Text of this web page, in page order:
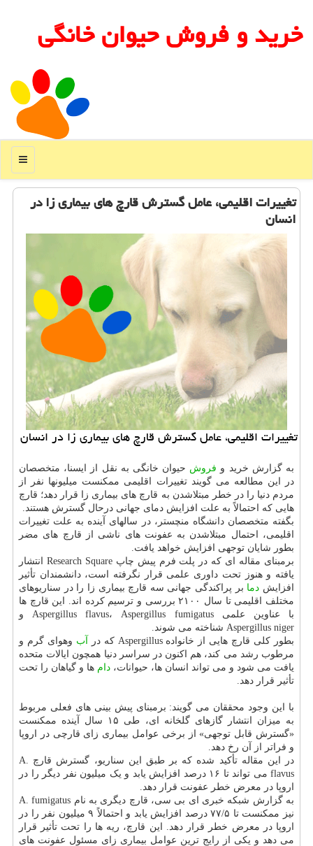
خرید و فروش حیوان خانگی
منو
تغییرات اقلیمی، عامل گسترش قارچ های بیماری زا در
انسان
تغییرات اقلیمی، عامل گسترش قارچ های بیماری زا در انسان
به گزارش خرید و فروش حیوان خانگی به نقل از ایسنا، متخصصان
در این مطالعه می گویند تغییرات اقلیمی ممکنست میلیونها نفر از
مردم دنیا را در خطر مبتلاشدن به قارچ های بیماری زا قرار دهد؛ قارچ
هایی که احتمالاً به علت افزایش دمای جهانی درحال گسترش هستند.
بگفته متخصصان دانشگاه منچستر، در سالهای آینده به علت تغییرات
اقلیمی، احتمال مبتلاشدن به عفونت های ناشی از قارچ های مضر
بطور شایان توجهی افزایش خواهد یافت.
برمبنای مقاله ای که در پلت فرم پیش چاپ Research Square انتشار
یافته و هنوز تحت داوری علمی قرار نگرفته است، دانشمندان تأثیر
افزایش دما بر پراکندگی جهانی سه قارچ بیماری زا را در سناریوهای
مختلف اقلیمی تا سال ۲۱۰۰ بررسی و ترسیم کرده اند. این قارچ ها
با عناوین علمی Aspergillus flavus، Aspergillus fumigatus و
Aspergillus niger شناخته می شوند.
بطور کلی قارچ هایی از خانواده Aspergillus که در
آب وهوای گرم و
مرطوب رشد می کند، هم اکنون در سراسر دنیا همچون ایالات متحده
یافت می شود و می تواند انسان ها، حیوانات، دام ها و گیاهان را تحت
تأثیر قرار دهد.
با این وجود محققان می گویند: برمبنای پیش بینی های فعلی مربوط
به میزان انتشار گازهای گلخانه ای، طی ۱۵ سال آینده ممکنست
«گسترش قابل توجهی» از برخی عوامل بیماری زای قارچی در اروپا
و فراتر از آن رخ دهد.
در این مقاله تأکید شده که بر طبق این سناریو، گسترش قارچ A.
flavus می تواند تا ۱۶ درصد افزایش یابد و یک میلیون نفر دیگر را در
اروپا در معرض خطر عفونت قرار دهد.
به گزارش شبکه خبری ای بی سی، قارچ دیگری به نام A. fumigatus
نیز ممکنست تا ۷۷/۵ درصد افزایش یابد و احتمالاً ۹ میلیون نفر را در
اروپا در معرض خطر قرار دهد. این قارچ، ریه ها را تحت تأثیر قرار
می دهد و یکی از رایج ترین عوامل بیماری زای مسئول عفونت های